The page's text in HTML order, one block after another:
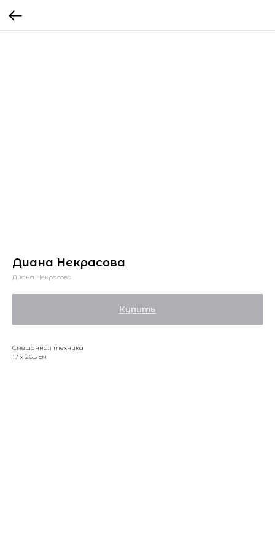
Диана Некрасова
Диана Некрасова
Купить
Смешанная техника
17 х 26,5 см